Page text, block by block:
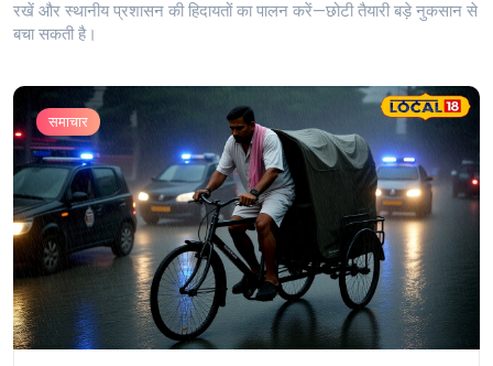
रखें और स्थानीय प्रशासन की हिदायतों का पालन करें—छोटी तैयारी बड़े नुकसान से
बचा सकती है।
समाचार